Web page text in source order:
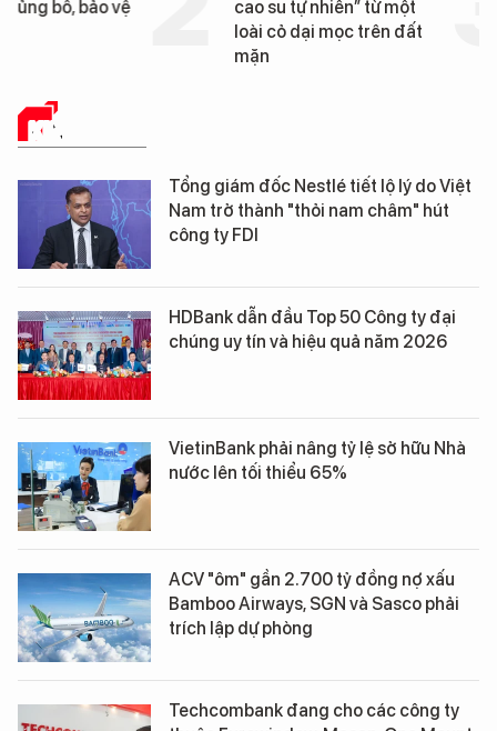
cao su tự nhiên” từ một
Đà Nẵng sắp bị kiểm
KINH TẾ SỐ
Tổng giám đốc Nestlé tiết lộ lý do Việt
Nam trở thành "thỏi nam châm" hút
công ty FDI
HDBank dẫn đầu Top 50 Công ty đại
chúng uy tín và hiệu quả năm 2026
VietinBank phải nâng tỷ lệ sở hữu Nhà
nước lên tối thiểu 65%
ACV "ôm" gần 2.700 tỷ đồng nợ xấu
Bamboo Airways, SGN và Sasco phải
trích lập dự phòng
Techcombank đang cho các công ty